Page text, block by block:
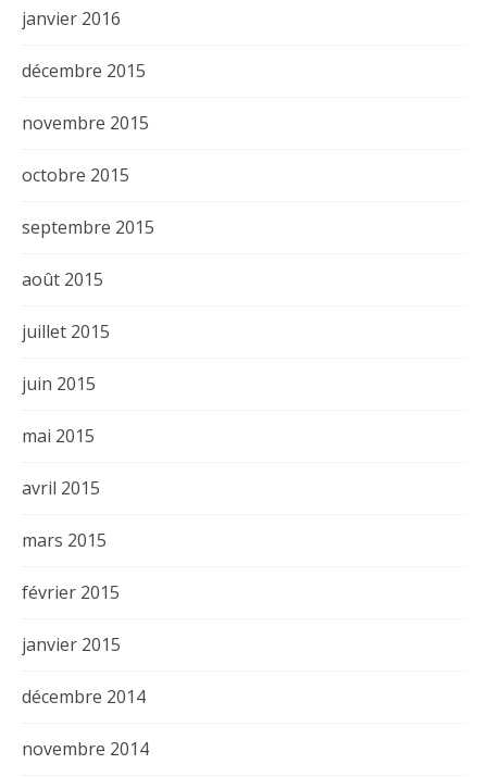
janvier 2016
décembre 2015
novembre 2015
octobre 2015
septembre 2015
août 2015
juillet 2015
juin 2015
mai 2015
avril 2015
mars 2015
février 2015
janvier 2015
décembre 2014
novembre 2014